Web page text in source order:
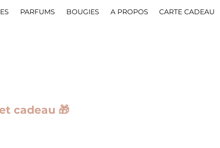
PARFUMS BOUGIES A PROPOS CARTE CADEAU
cadeau 🎁